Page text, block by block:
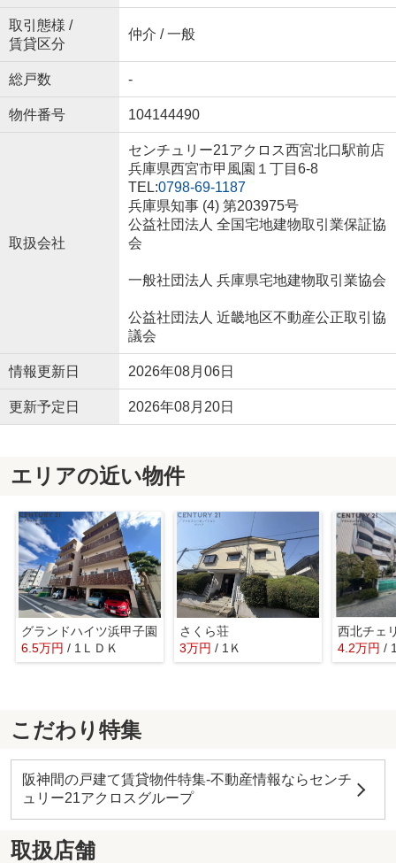
取引態様 /
賃貸区分
仲介 / 一般
総戸数 -
物件番号 104144490
取扱会社
センチュリー21アクロス西宮北口駅前店
兵庫県西宮市甲風園１丁目6-8
TEL:0798-69-1187
兵庫県知事 (4) 第203975号
公益社団法人 全国宅地建物取引業保証協
会
一般社団法人 兵庫県宅地建物取引業協会
公益社団法人 近畿地区不動産公正取引協
議会
情報更新日 2026年08月06日
更新予定日 2026年08月20日
エリアの近い物件
グランドハイツ浜甲子園
6.5万円 / 1ＬＤＫ
さくら荘
3万円/ 1Ｋ
西北チェ
4.2万円/
こだわり特集
阪神間の戸建て賃貸物件特集-不動産情報ならセンチ
ュリー21アクロスグループ
取扱店舗